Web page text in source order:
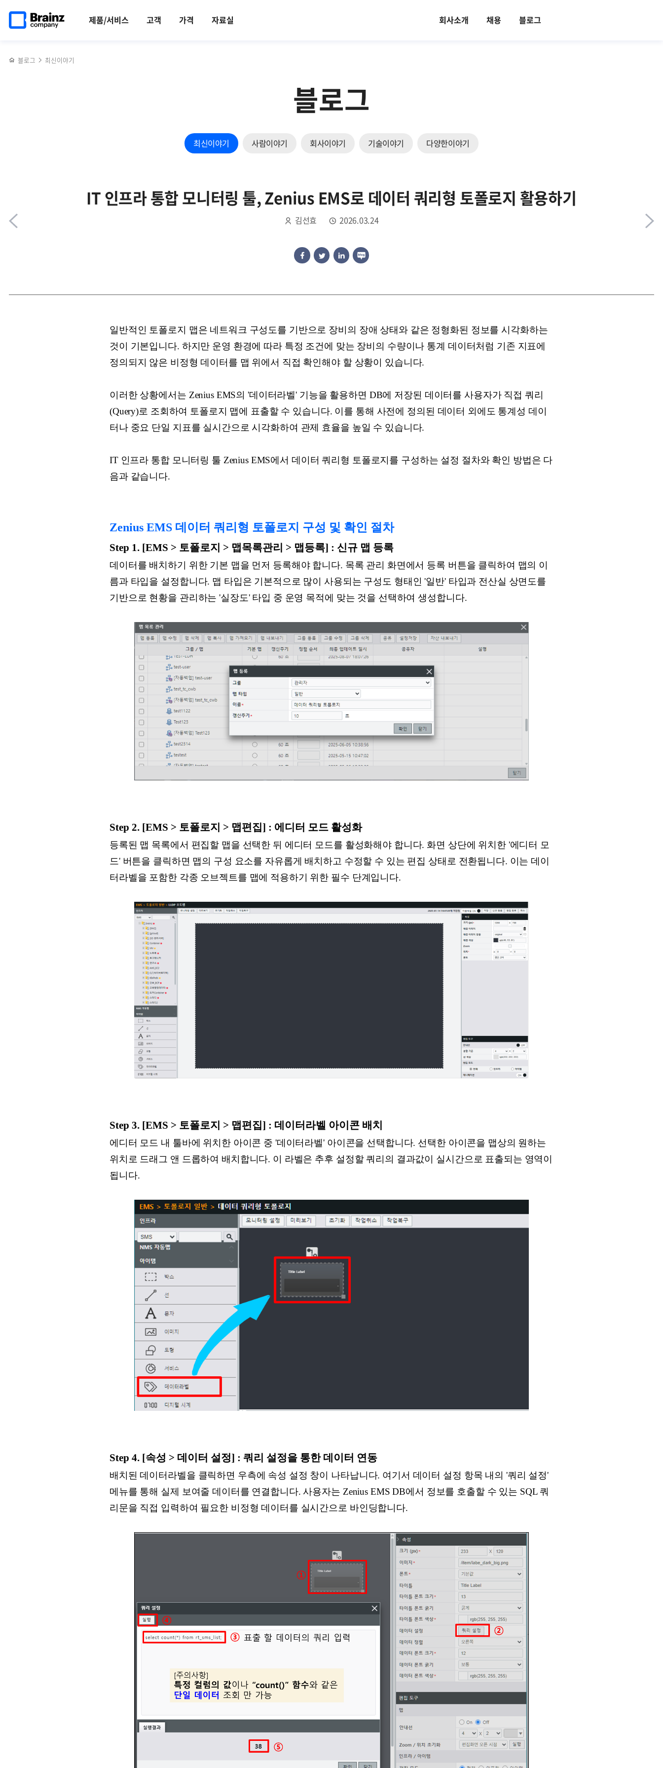
건너뛰기
제품/서비스 고객 가격 자료실 회사소개 채용 블로그
페이지로
블로그 최신이야기
블로그
최신이야기 사람이야기 회사이야기 기술이야기 다양한이야기
표준운영절차
대응을
IT 인프라 통합 모니터링 툴, Zenius EMS로 데이터 쿼리형 토폴로지 활용하기
김선효 2026.03.24
공유하기
공유하기
공유하기
공유하기
워커노드,
Zenius
효과적으로
관리하는
일반적인 토폴로지 맵은 네트워크 구성도를 기반으로 장비의 장애 상태와 같은 정형화된 정보를 시각화하는
것이 기본입니다. 하지만 운영 환경에 따라 특정 조건에 맞는 장비의 수량이나 통계 데이터처럼 기존 지표에
정의되지 않은 비정형 데이터를 맵 위에서 직접 확인해야 할 상황이 있습니다.
이러한 상황에서는 Zenius EMS의 '데이터라벨' 기능을 활용하면 DB에 저장된 데이터를 사용자가 직접 쿼리
(Query)로 조회하여 토폴로지 맵에 표출할 수 있습니다. 이를 통해 사전에 정의된 데이터 외에도 통계성 데이
터나 중요 단일 지표를 실시간으로 시각화하여 관제 효율을 높일 수 있습니다.
IT 인프라 통합 모니터링 툴 Zenius EMS에서 데이터 쿼리형 토폴로지를 구성하는 설정 절차와 확인 방법은 다
음과 같습니다.
Zenius EMS 데이터 쿼리형 토폴로지 구성 및 확인 절차
Step 1. [EMS > 토폴로지 > 맵목록관리 > 맵등록] : 신규 맵 등록
데이터를 배치하기 위한 기본 맵을 먼저 등록해야 합니다. 목록 관리 화면에서 등록 버튼을 클릭하여 맵의 이
름과 타입을 설정합니다. 맵 타입은 기본적으로 많이 사용되는 구성도 형태인 '일반' 타입과 전산실 상면도를
기반으로 현황을 관리하는 '실장도' 타입 중 운영 목적에 맞는 것을 선택하여 생성합니다.
Step 2. [EMS > 토폴로지 > 맵편집] : 에디터 모드 활성화
등록된 맵 목록에서 편집할 맵을 선택한 뒤 에디터 모드를 활성화해야 합니다. 화면 상단에 위치한 '에디터 모
드' 버튼을 클릭하면 맵의 구성 요소를 자유롭게 배치하고 수정할 수 있는 편집 상태로 전환됩니다. 이는 데이
터라벨을 포함한 각종 오브젝트를 맵에 적용하기 위한 필수 단계입니다.
Step 3. [EMS > 토폴로지 > 맵편집] : 데이터라벨 아이콘 배치
에디터 모드 내 툴바에 위치한 아이콘 중 '데이터라벨' 아이콘을 선택합니다. 선택한 아이콘을 맵상의 원하는
위치로 드래그 앤 드롭하여 배치합니다. 이 라벨은 추후 설정할 쿼리의 결과값이 실시간으로 표출되는 영역이
됩니다.
Step 4. [속성 > 데이터 설정] : 쿼리 설정을 통한 데이터 연동
배치된 데이터라벨을 클릭하면 우측에 속성 설정 창이 나타납니다. 여기서 데이터 설정 항목 내의 '쿼리 설정'
메뉴를 통해 실제 보여줄 데이터를 연결합니다. 사용자는 Zenius EMS DB에서 정보를 호출할 수 있는 SQL 쿼
리문을 직접 입력하여 필요한 비정형 데이터를 실시간으로 바인딩합니다.